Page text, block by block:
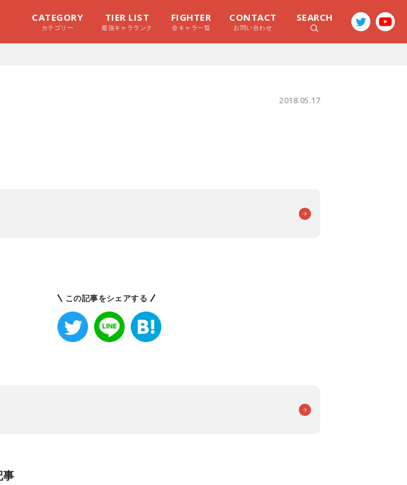
CATEGORY
カテゴリー
TIER LIST
最強キャラランク
FIGHTER
全キャラ一覧
CONTACT
お問い合わせ
SEARCH
2018.05.17
この記事をシェアする
事